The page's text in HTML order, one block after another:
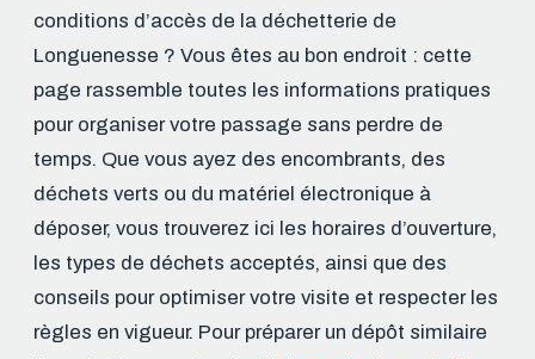
conditions d’accès de la déchetterie de
Longuenesse ? Vous êtes au bon endroit : cette
page rassemble toutes les informations pratiques
pour organiser votre passage sans perdre de
temps. Que vous ayez des encombrants, des
déchets verts ou du matériel électronique à
déposer, vous trouverez ici les horaires d’ouverture,
les types de déchets acceptés, ainsi que des
conseils pour optimiser votre visite et respecter les
règles en vigueur. Pour préparer un dépôt similaire